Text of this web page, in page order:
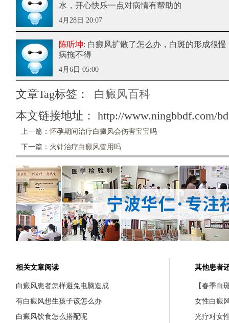
水，开心快乐一点对病情有帮助的
4月28日 20:07
陈听坤: 白癜风扩散了怎么办，白斑的形成很
病拖不得
4月6日 05:00
文章Tag标签：
白癜风百科
本文链接地址： http://www.ningbbdf.com/
上一篇：怀孕期间治疗白癜风会伤害宝宝吗
下一篇： 火针治疗白癜风管用吗
相关文章阅读
白癜风患者怎样避免电脑造成
有白癜风想生孩子该怎么办
白癜风饮食怎么搭配呢
其他患者
【春季白
女性白癜
光疗对女